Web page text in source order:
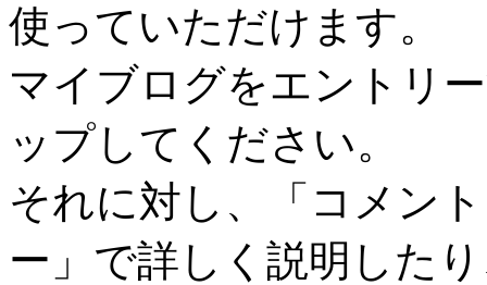
使っていただけます。
マイブログをエントリ
ップしてください。
それに対し、「コメン
ー」で詳しく説明した